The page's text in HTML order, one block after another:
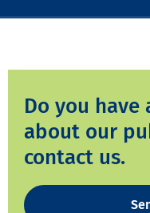
Do you have
about our
contact us.